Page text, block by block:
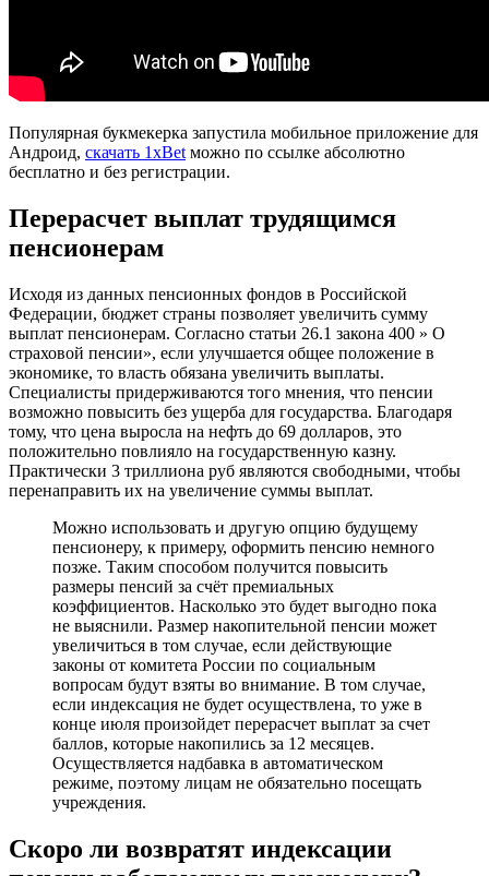
Популярная букмекерка запустила мобильное приложение для
Андроид, скачать 1xBetможно по ссылке абсолютно
бесплатно и без регистрации.
Перерасчет выплат трудящимся
пенсионерам
Исходя из данных пенсионных фондов в Российской
Федерации, бюджет страны позволяет увеличить сумму
выплат пенсионерам. Согласно статьи 26.1 закона 400 » О
страховой пенсии», если улучшается общее положение в
экономике, то власть обязана увеличить выплаты.
Специалисты придерживаются того мнения, что пенсии
возможно повысить без ущерба для государства. Благодаря
тому, что цена выросла на нефть до 69 долларов, это
положительно повлияло на государственную казну.
Практически 3 триллиона руб являются свободными, чтобы
перенаправить их на увеличение суммы выплат.
Можно использовать и другую опцию будущему
пенсионеру, к примеру, оформить пенсию немного
позже. Таким способом получится повысить
размеры пенсий за счёт премиальных
коэффициентов. Насколько это будет выгодно пока
не выяснили. Размер накопительной пенсии может
увеличиться в том случае, если действующие
законы от комитета России по социальным
вопросам будут взяты во внимание. В том случае,
если индексация не будет осуществлена, то уже в
конце июля произойдет перерасчет выплат за счет
баллов, которые накопились за 12 месяцев.
Осуществляется надбавка в автоматическом
режиме, поэтому лицам не обязательно посещать
учреждения.
Скоро ли возвратят индексации